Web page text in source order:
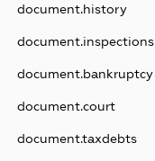
document.history
document.inspections
document.bankruptcy
document.court
document.taxdebts